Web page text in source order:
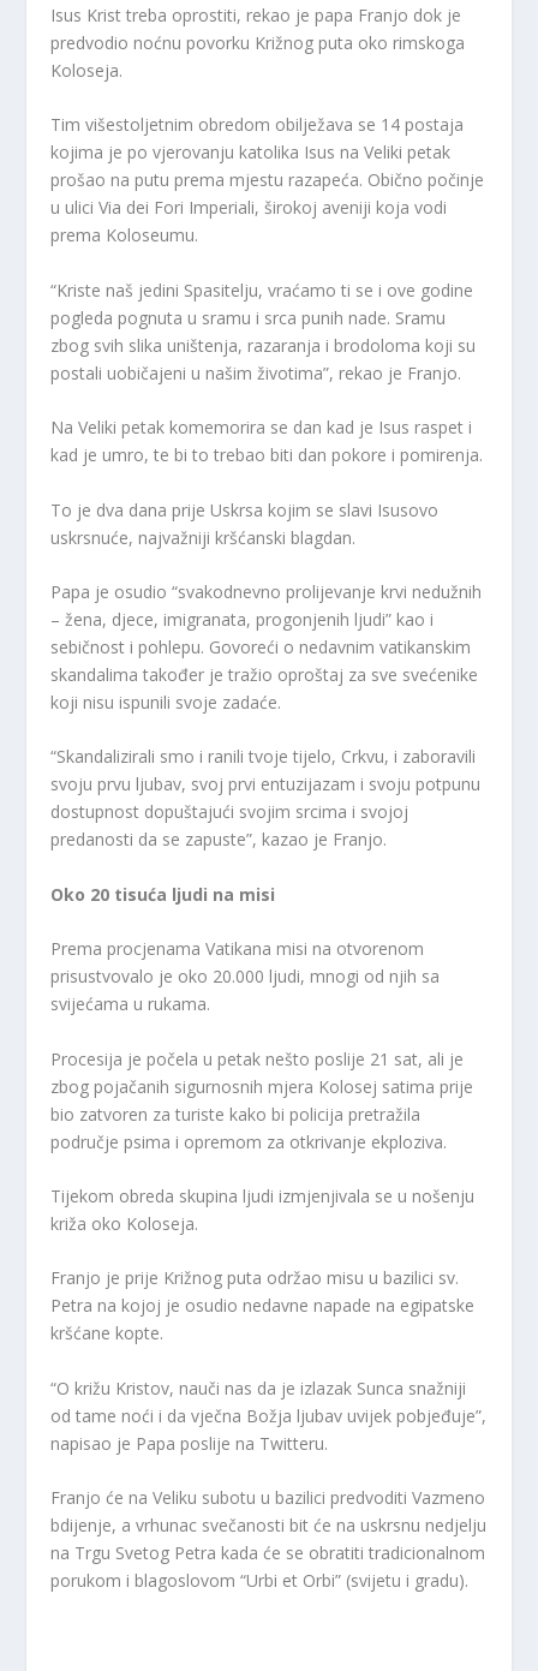
Isus Krist treba oprostiti, rekao je papa Franjo dok je
predvodio noćnu povorku Križnog puta oko rimskoga
Koloseja.
Tim višestoljetnim obredom obilježava se 14 postaja
kojima je po vjerovanju katolika Isus na Veliki petak
prošao na putu prema mjestu razapeća. Obično počinje
u ulici Via dei Fori Imperiali, širokoj aveniji koja vodi
prema Koloseumu.
“Kriste naš jedini Spasitelju, vraćamo ti se i ove godine
pogleda pognuta u sramu i srca punih nade. Sramu
zbog svih slika uništenja, razaranja i brodoloma koji su
postali uobičajeni u našim životima”, rekao je Franjo.
Na Veliki petak komemorira se dan kad je Isus raspet i
kad je umro, te bi to trebao biti dan pokore i pomirenja.
To je dva dana prije Uskrsa kojim se slavi Isusovo
uskrsnuće, najvažniji kršćanski blagdan.
Papa je osudio “svakodnevno prolijevanje krvi nedužnih
– žena, djece, imigranata, progonjenih ljudi” kao i
sebičnost i pohlepu. Govoreći o nedavnim vatikanskim
skandalima također je tražio oproštaj za sve svećenike
koji nisu ispunili svoje zadaće.
“Skandalizirali smo i ranili tvoje tijelo, Crkvu, i zaboravili
svoju prvu ljubav, svoj prvi entuzijazam i svoju potpunu
dostupnost dopuštajući svojim srcima i svojoj
predanosti da se zapuste”, kazao je Franjo.
Oko 20 tisuća ljudi na misi
Prema procjenama Vatikana misi na otvorenom
prisustvovalo je oko 20.000 ljudi, mnogi od njih sa
svijećama u rukama.
Procesija je počela u petak nešto poslije 21 sat, ali je
zbog pojačanih sigurnosnih mjera Kolosej satima prije
bio zatvoren za turiste kako bi policija pretražila
područje psima i opremom za otkrivanje ekploziva.
Tijekom obreda skupina ljudi izmjenjivala se u nošenju
križa oko Koloseja.
Franjo je prije Križnog puta održao misu u bazilici sv.
Petra na kojoj je osudio nedavne napade na egipatske
kršćane kopte.
“O križu Kristov, nauči nas da je izlazak Sunca snažniji
od tame noći i da vječna Božja ljubav uvijek pobjeđuje”,
napisao je Papa poslije na Twitteru.
Franjo će na Veliku subotu u bazilici predvoditi Vazmeno
bdijenje, a vrhunac svečanosti bit će na uskrsnu nedjelju
na Trgu Svetog Petra kada će se obratiti tradicionalnom
porukom i blagoslovom “Urbi et Orbi” (svijetu i gradu).